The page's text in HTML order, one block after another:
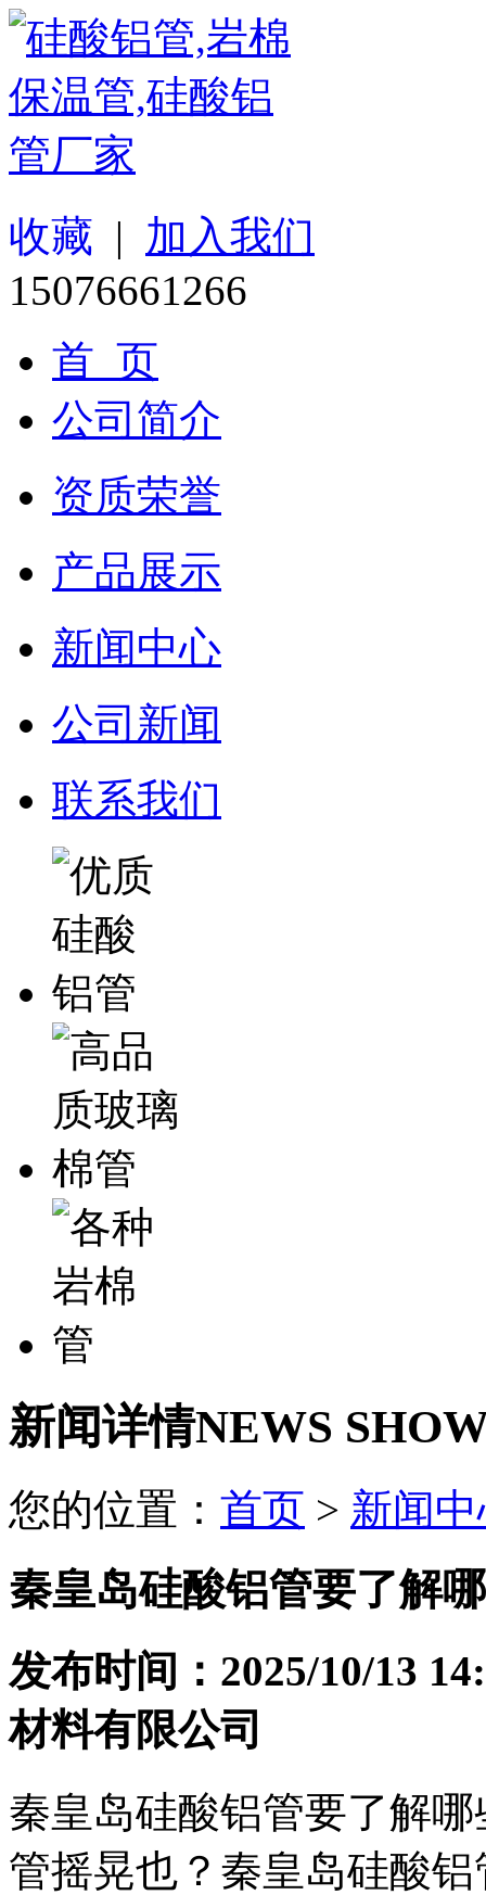
收藏 | 加入我们
15076661266
首 页
公司简介
资质荣誉
产品展示
新闻中心
公司新闻
联系我们
新闻详情NEWS
您的位置： 首页 > 新闻
秦皇岛硅酸铝管要了解
发布时间：2025/10/13
材料有限公司
秦皇岛硅酸铝管要了解
管摇晃也？秦皇岛硅酸